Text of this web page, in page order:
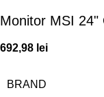
Monitor MSI 24"
692,98 lei
BRAND